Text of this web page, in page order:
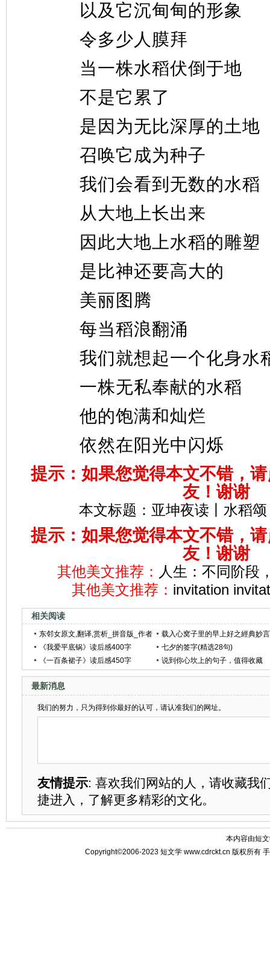
以及它沉甸甸的形象
令多少人膜拜
当一株水稻伏倒于地
不是它累了
是因为无比深厚的土地
召唤它成为种子
我们会看到无数的水稻
从大地上长出来
因此大地上水稻的雕塑
是比神还要高大的
美丽图腾
每当稻浪翻涌
我们就想起一个化身水
一株无私奉献的水稻
他的饱满和灿烂
依然在阳光中闪烁
提示：如果您觉得本文不错，
友！谢谢
本文标题： 亚坤夜读丨水稻
提示：如果您觉得本文不错，
友！谢谢
其他美文推荐： 人生：不同阶段
其他美文推荐： invitation
相关阅读
东邻女原文,翻译,赏析_拼音版_作者
鲍溶
载入心窝子里的早上好之經典妙言
(精选59句)
《我爱平底锅》读后感400字
七夕的签字(精选28句)
《一百条裙子》读后感450字
说到你心坎上的句子，值得收藏
最新消息
我们的努力，只为得到你最好的认可，请认准我们的网址。
友情提示: 喜欢我们网站的人，请收藏我
捷进入，了解更多精彩的文化。
本内容由短
Copyright©2006-2023 短文学 www.cdrckt.cn 版权所有